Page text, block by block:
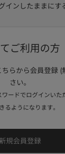
インしたままにす
ご利用の方
らから会員登録 (
さい。
ードでログインいた
るようになります。